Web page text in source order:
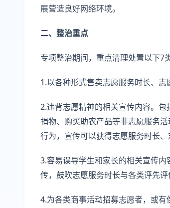
展营造良好网络环境。
二、整治重点
专项整治期间，重点清理处置以下7
1.以各种形式售卖志愿服务时长、志
2.违背志愿精神的相关宣传内容。
捐物、购买助农产品等非志愿服务
行为，宣传可以获得志愿服务时长
3.容易误导学生和家长的相关宣传
传，鼓吹志愿服务时长与各类评先
4.为各类商事活动招募志愿者，或